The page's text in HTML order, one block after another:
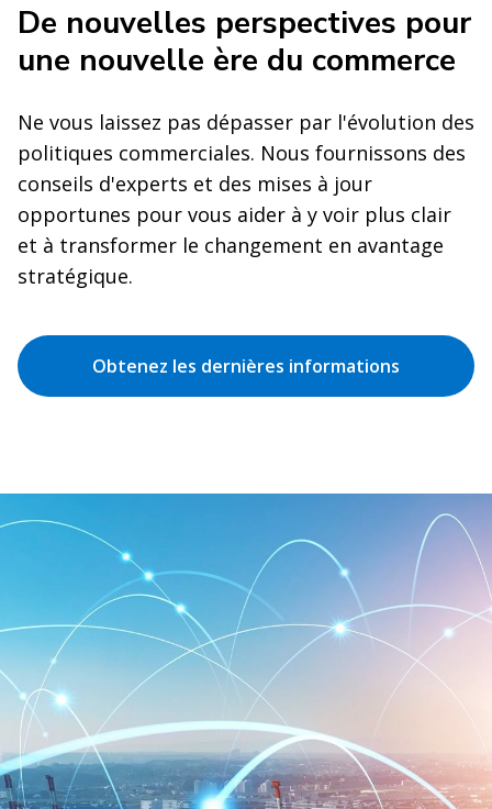
De nouvelles perspectives pour
une nouvelle ère du commerce
Ne vous laissez pas dépasser par l'évolution des
politiques commerciales. Nous fournissons des
conseils d'experts et des mises à jour
opportunes pour vous aider à y voir plus clair
et à transformer le changement en avantage
stratégique.
Obtenez les dernières informations